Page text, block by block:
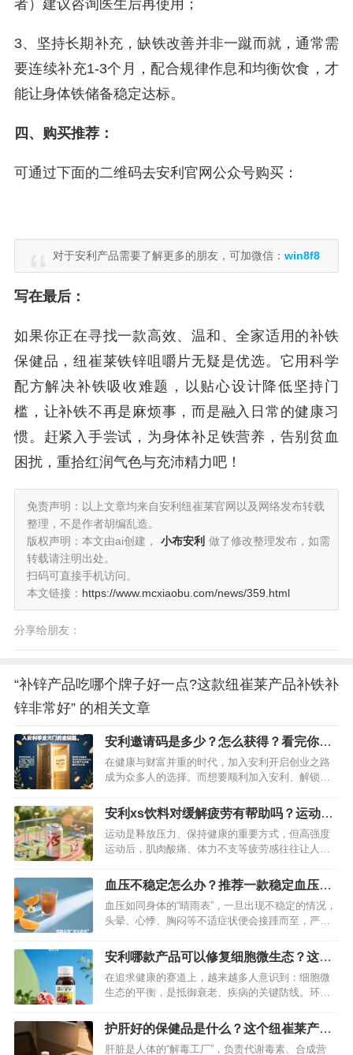
者）建议咨询医生后再使用；
3、坚持长期补充，缺铁改善并非一蹴而就，通常需
要连续补充1-3个月，配合规律作息和均衡饮食，才
能让身体铁储备稳定达标。
四、购买推荐：
可通过下面的二维码去安利官网公众号购买：
对于安利产品需要了解更多的朋友，可加微信： win8f8
写在最后：
如果你正在寻找一款高效、温和、全家适用的补铁
保健品，纽崔莱铁锌咀嚼片无疑是优选。它用科学
配方解决补铁吸收难题，以贴心设计降低坚持门
槛，让补铁不再是麻烦事，而是融入日常的健康习
惯。赶紧入手尝试，为身体补足铁营养，告别贫血
困扰，重拾红润气色与充沛精力吧！
免责声明：以上文章均来自安利纽崔莱官网以及网络发布转载
整理，不是作者胡编乱造。
版权声明：本文由ai创建，
小布安利 做了修改整理发布，如需
转载请注明出处。
扫码可直接手机访问。
本文链接： https://www.mcxiaobu.com/news/359.html
分享给朋友：
“补锌产品吃哪个牌子好一点?这款纽崔莱产品补铁补
锌非常好” 的相关文章
安利邀请码是多少？怎么获得？看完你就
知道了
在健康与财富并重的时代，加入安利开启创业之路
成为众多人的选择。而想要顺利加入安利、解锁丰
——安利邀请码69931366。这组数字不仅是注册的
重要凭证，更是你链接优质资源、实现事业突破的
起点。…
安利xs饮料对缓解疲劳有帮助吗？运动过
后喝一罐轻松消除疲劳
运动是释放压力、保持健康的重要方式，但高强度
运动后，肌肉酸痛、体力不支等疲劳感往往让人困
为很多人的关注点。安利 XS 饮料凭借科学配方与
实际效果，成为运动爱好者的“疲劳救星”，其对缓解
运动疲劳的帮助究竟如何？我们从成分、原理到实
测体验逐一解析。…
血压不稳定怎么办？推荐一款稳定血压的
产品
血压如同身体的“晴雨表”，一旦出现不稳定的情况，
头晕、心悸、胸闷等不适症状便会接踵而至，严重
血压的起伏不定，除了调整生活方式，选择一款可
靠的辅助产品也至关重要。纽崔莱汉本萃葆芯饮
品，凭借天然草本配方与科学调节机制，成为稳定
血压的优质之选，为血压健康保驾护航…
安利哪款产品可以修复细胞微生态？这款
纽崔莱产品轻松修复细胞
在追求健康的赛道上，越来越多人意识到：细胞微
生态的平衡，是抵御衰老、疾病的关键防线。环境
活常态，正悄无声息地侵蚀着细胞微生态。而纽崔
莱基源欣活饮品的出现，宛如一把精准的“健康密
钥”，以突破性科技和天然植萃，为细胞微生态修复
护肝好的保健品是什么？这个纽崔莱产品
是护肝好帮手
肝脏是人体的“解毒工厂”，负责代谢毒素、合成营